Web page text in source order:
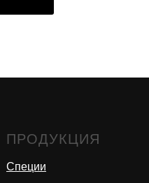
ПРОДУКЦИЯ
Специи